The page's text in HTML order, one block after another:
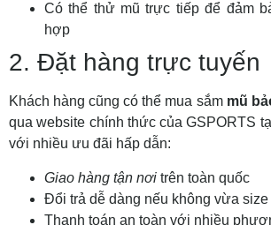
Có thể thử mũ trực tiếp để đảm
hợp
2. Đặt hàng trực tuyến
Khách hàng cũng có thể mua sắm mũ
qua website chính thức của GSPORTS
với nhiều ưu đãi hấp dẫn:
Giao hàng tận nơi trên toàn quốc
Đổi trả dễ dàng nếu không vừa size
Thanh toán an toàn với nhiều